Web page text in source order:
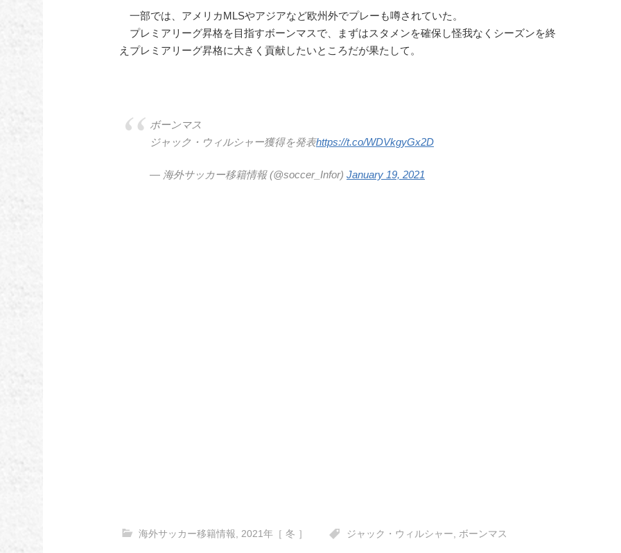
一部では、アメリカMLSやアジアなど欧州外でプレーも噂されていた。
プレミアリーグ昇格を目指すボーンマスで、まずはスタメンを確保し怪我なくシーズンを終
えプレミアリーグ昇格に大きく貢献したいところだが果たして。
ボーンマス
ジャック・ウィルシャー獲得を発表https://t.co/WDVkgyGx2D
— 海外サッカー移籍情報 (@soccer_Infor) January 19, 2021
海外サッカー移籍情報 2021年［ 冬 ］ ジャック・ウィルシャー ボーンマス